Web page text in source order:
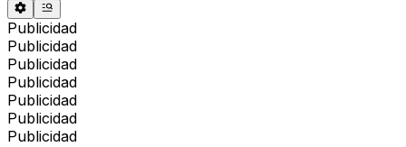
Publicidad
Publicidad
Publicidad
Publicidad
Publicidad
Publicidad
Publicidad